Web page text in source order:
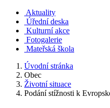
Aktuality
Úřední deska
Kulturní akce
Fotogalerie
Mateřská škola
Úvodní stránka
Obec
Životní situace
Podání stížnosti k